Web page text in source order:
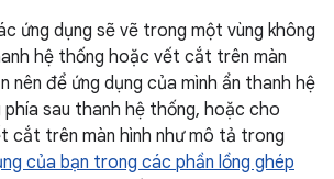
ứng dụng sẽ vẽ trong một vùng không
hệ thống hoặc vết cắt trên màn
nên để ứng dụng của mình ẩn thanh hệ
phía sau thanh hệ thống, hoặc cho
cắt trên màn hình như mô tả trong
của bạn trong các phần lồng ghép